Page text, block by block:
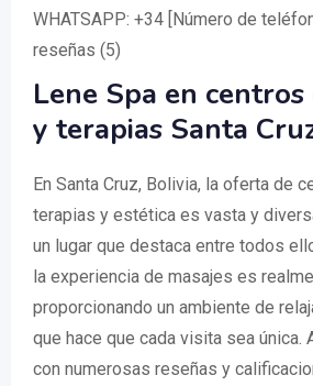
WHATSAPP: +34 [Número de
reseñas (5)
Lene Spa en centros
y terapias Santa
En Santa Cruz, Bolivia, la oferta de
terapias y estética es vasta y
un lugar que destaca entre todos
la experiencia de masajes es
proporcionando un ambiente de
que hace que cada visita sea única.
con numerosas reseñas y